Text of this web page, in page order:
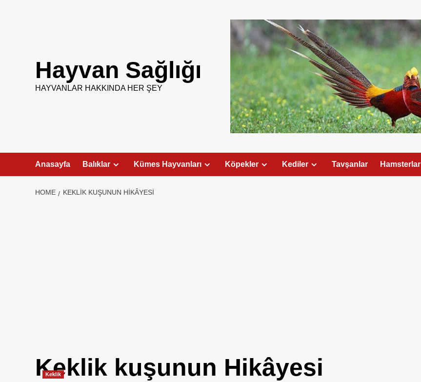
Hayvan Sağlığı
HAYVANLAR HAKKINDA HER ŞEY
Anasayfa Balıklar Kümes Hayvanları Köpekler Kediler Tavşanlar Hamsterlar
HOME KEKLIK KUŞUNUN HIKÂYESI
Keklik kuşunun Hikâyesi
Keklik